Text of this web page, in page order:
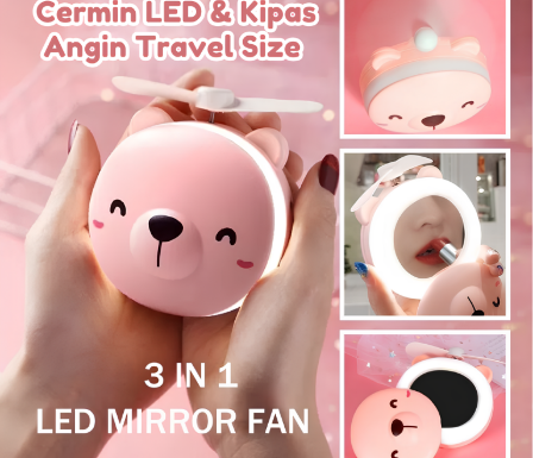
KIPAS